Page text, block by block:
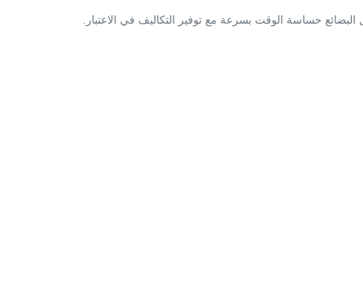
حساسة الوقت بسرعة مع توفير التكاليف في الاعتبار.